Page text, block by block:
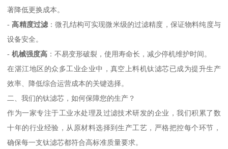
著降低更换成本。
-高精度过滤 ：微孔结构可实现微米级的过滤精度，保证物料纯度与
设备安全。
-机械强度高 ：不易变形破裂，使用寿命长，减少停机维护时间。
在湛江地区的众多工业企业中，真空上料机钛滤芯已成为提升生产
效率、降低综合运营成本的关键选择。
二、我们的钛滤芯，如何保障您的生产？
作为一家专注于工业水处理及过滤技术研发的企业，我们积累了数
十年的行业经验，从原材料选择到生产工艺，严格把控每个环节，
确保每一支钛滤芯都符合高标准质量要求。